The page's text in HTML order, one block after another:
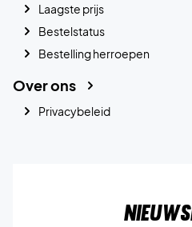
Laagste prijs
Bestelstatus
Bestelling herroepen
Over ons
Privacybeleid